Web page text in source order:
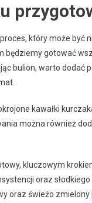
który może być
będziemy gotować
bulion, warto dodać
kawałki
można również
kluczowym
oraz
oraz świeżo